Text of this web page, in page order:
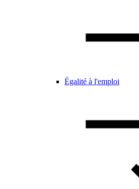
Égalité à l'emploi